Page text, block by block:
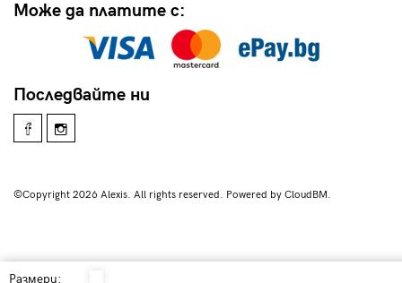
Размери:
Може да платите с:
Последвайте ни
©Copyright 2026 Alexis. All rights reserved. Powered by CloudBM.